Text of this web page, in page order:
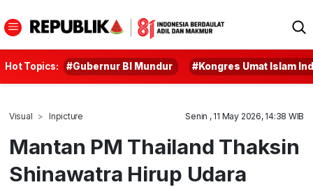
Hot Topics: #Gubernur BI Mundur #Kongres Umat Islam
Visual Inpicture Senin , 11 May 2026, 14:38 WIB
Mantan PM Thailand Thaksin
Shinawatra Hirup Udara